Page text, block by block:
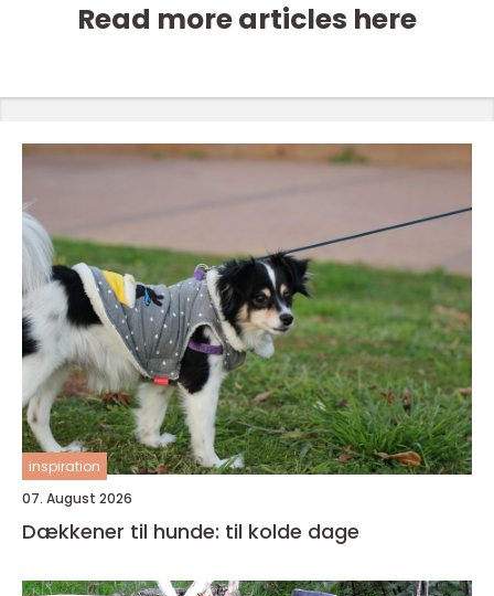
Read more articles here
inspiration
07. August 2026
Dækkener til hunde: til kolde dage